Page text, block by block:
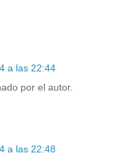
a las 22:44
por el autor.
a las 22:48